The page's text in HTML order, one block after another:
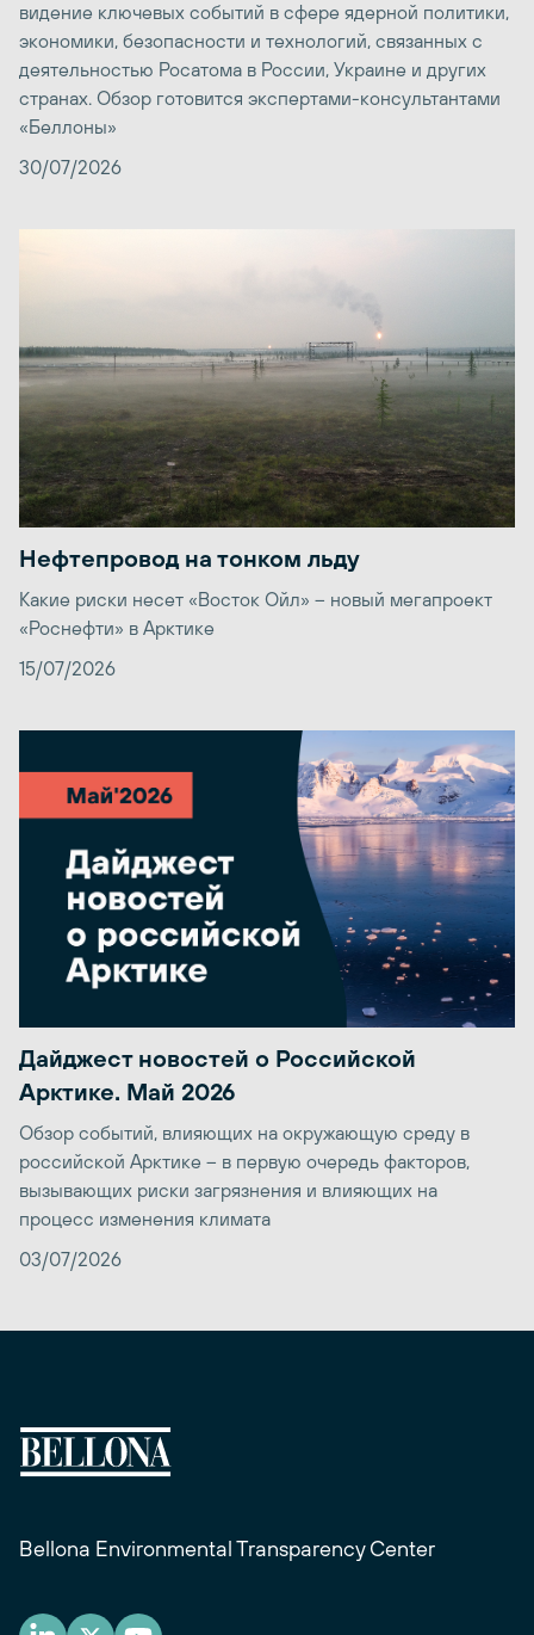
видение ключевых событий в сфере ядерной политики,
экономики, безопасности и технологий, связанных с
деятельностью Росатома в России, Украине и других
странах. Обзор готовится экспертами-консультантами
«Беллоны»
30/07/2026
Нефтепровод на тонком льду
Какие риски несет «Восток Ойл» – новый мегапроект
«Роснефти» в Арктике
15/07/2026
Дайджест новостей о Российской
Арктике. Май 2026
Обзор событий, влияющих на окружающую среду в
российской Арктике – в первую очередь факторов,
вызывающих риски загрязнения и влияющих на
процесс изменения климата
03/07/2026
Bellona Environmental Transparency Center